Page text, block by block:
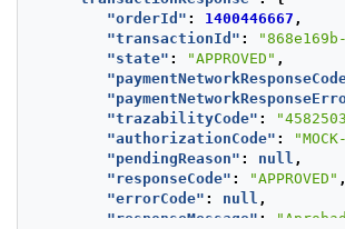
"fullName":
"First
"emailAddress":
"contactPhone" :
"dniNumber" :
"shippingAddress":
{
"street1": "Av.
"street2" : "5555487"
"city": "Cuernavaca"
"state"
"Morelos"
"country" : "MX" ,
"postalCode"
"orderId" : 1400446667 ,
"transactionId" :
"state" : "APPROVED" ,
"trazabilityCode" :
"authorizationCode" :
"pendingReason" : null ,
"responseCode" : "APPROVED" ,
"errorCode" : null ,
"responseMessage" :